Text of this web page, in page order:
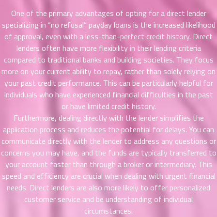
One of the primary advantages of opting for a direct lender
specializing in “no refusal” payday loans is the increased likelihood
of approval, even with a less-than-perfect credit history. Direct
lenders often have more flexibility in their lending criteria
compared to traditional banks and building societies. They focus
more on your current ability to repay, rather than solely relying on
your past credit performance. This can be particularly helpful for
individuals who have experienced financial difficulties in the past
or have limited credit history.
Furthermore, dealing directly with the lender simplifies the
application process and reduces the potential for delays. You can
communicate directly with the lender to address any questions or
concerns you may have, and the funds are typically transferred to
your account faster than through a broker or intermediary. This
speed and efficiency are crucial when dealing with urgent financial
needs. Direct lenders are also more likely to offer personalized
customer service and be understanding of individual
circumstances.
36
ตอน
ที่
37
ตอน
ที่
ม
ตอน
ม
39
ตอน
ที่
ม
40